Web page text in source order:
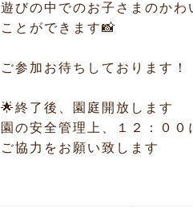
遊びの中でのお子さまのか
ことができます📸
ご参加お待ちしております！
🌟終了後、園庭開放します
園の安全管理上、１２：０
ご協力をお願い致します